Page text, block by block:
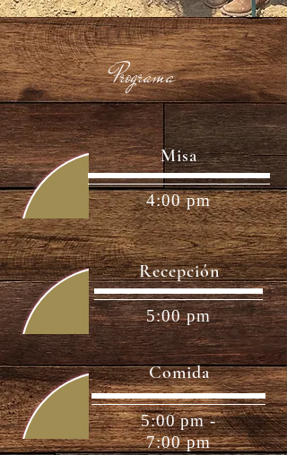
Programa
Misa
4:00 pm
Recepción
5:00 pm
Comida
5:00 pm -
7:00 pm